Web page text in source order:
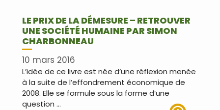
LE PRIX DE LA DÉMESURE – RETROUVER
UNE SOCIÉTÉ HUMAINE PAR SIMON
CHARBONNEAU
10 mars 2016
L’idée de ce livre est née d’une réflexion menée
à la suite de l’effondrement économique de
2008. Elle se formule sous la forme d’une
question …